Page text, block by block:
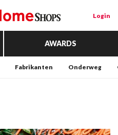
Login
AWARDS
Fabrikanten Onderweg